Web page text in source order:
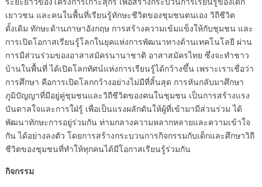
เยาวชน และคนในพื้นที่เรียนรู้ทักษะชีวิตของชุมชนตนเอง วิถีชีวิต
ดั้งเดิม ทักษะด้านภาษาอังกฤษ การสร้างความเข้มแข็งให้กับชุมชน และ
การเปิดโอกาสเรียนรู้โลกในยุคแห่งการพัฒนาทางด้านเทคโนโลยี ผ่าน
การมีส่วนร่วมของอาสาสมัครนานาชาติ อาสาสมัครไทย ซึ่งจะทำชาว
บ้านในพื้นที่ ได้เปิดโลกทัศน์แห่งการเรียนรู้ได้กว้างขึ้น เพราะเราเชื่อว่า
การศึกษา คือการเปิดโลกกว้างอย่างไม่มีที่สิ้นสุด การหันกลับมาศึกษา
ภูมิปัญญาที่มีอยู่คู่ชุมชนและวิถีชีวิตของคนในชุมชน เป็นการสร้างแรง
บันดาลใจและการใฝ่รู้ เพื่อเป็นแรงผลักดันให้ผู้ที่เข้ามามีส่วนร่วม ได้
พัฒนาทักษะการอยู่ร่วมกัน ท่ามกลางความหลากหลายและความเข้าใจ
กัน ได้อย่างลงตัว โดยการสร้างกระบวนการกิจกรรมกับเด็กและศึกษาวิถี
ชีวิตของชุมชนที่ทำให้ทุกคนได้มีโอกาสเรียนรู้ร่วมกัน
กิจกรรม